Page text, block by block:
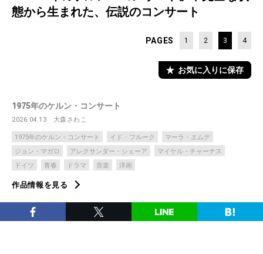
態から生まれた、伝説のコンサート
PAGES 1 2 3 4
お気に入りに保存
1975年のケルン・コンサート
2026.04.13 大森さわこ
1975年のケルン・コンサート イド・フルーク
マーラ・エムデ
ジョン・マガロ
アレクサンダー・シェーア
マイケル・チャーナス
ドイツ
青春 ドラマ 音楽 洋画
作品情報を見る